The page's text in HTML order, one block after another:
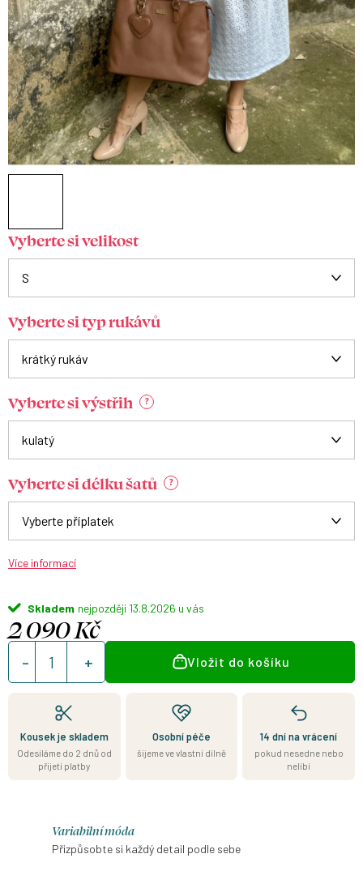
Vyberte si velikost
Vyberte si typ rukávů
Vyberte si výstřih ?
Vyberte si délku šatů ?
Více informací
Skladem 13.8.2026
2 090 Kč
Měrná
cena:
Vložit do košíku
Kousek je skladem
Odesíláme do 2 dnů od
přijetí platby
Osobní péče
šijeme ve vlastní dílně
14 dní na vrácení
pokud nesedne nebo
nelíbí
Variabilní móda
Přizpůsobte si každý detail podle sebe